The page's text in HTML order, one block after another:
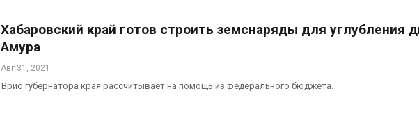
Хабаровский край готов строить земснаряды для углубления
Амура
Авг 31, 2021
Врио губернатора края рассчитывает на помощь из федерального бюджета.
Суд запретил
Авг 5, 2026